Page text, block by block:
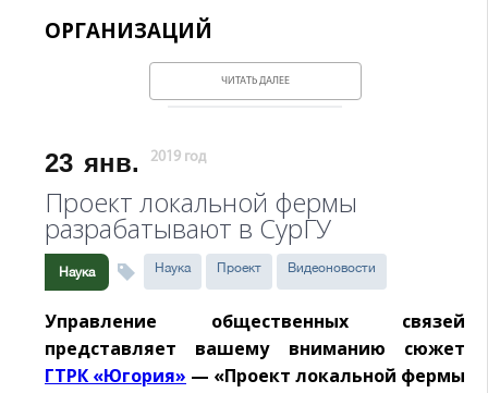
ОРГАНИЗАЦИЙ
ЧИТАТЬ ДАЛЕЕ
23 янв. 2019 год
Проект локальной фермы
разрабатывают в СурГУ
Наука Наука Проект Видеоновости
Управление общественных связей
представляет вашему вниманию сюжет
ГТРК «Югория» — «Проект локальной фермы